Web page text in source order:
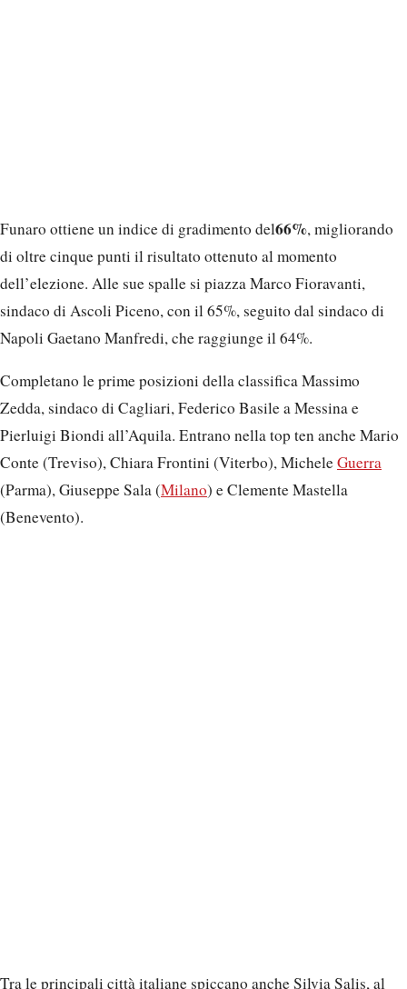
Funaro ottiene un indice di gradimento del66%, migliorando
di oltre cinque punti il risultato ottenuto al momento
dell’elezione. Alle sue spalle si piazza Marco Fioravanti,
sindaco di Ascoli Piceno, con il 65%, seguito dal sindaco di
Napoli Gaetano Manfredi, che raggiunge il 64%.
Completano le prime posizioni della classifica Massimo
Zedda, sindaco di Cagliari, Federico Basile a Messina e
Pierluigi Biondi all’Aquila. Entrano nella top ten anche Mario
Conte (Treviso), Chiara Frontini (Viterbo), MicheleGuerra
(Parma), Giuseppe Sala (Milano) e Clemente Mastella
(Benevento).
Tra le principali città italiane spiccano anche Silvia Salis, al